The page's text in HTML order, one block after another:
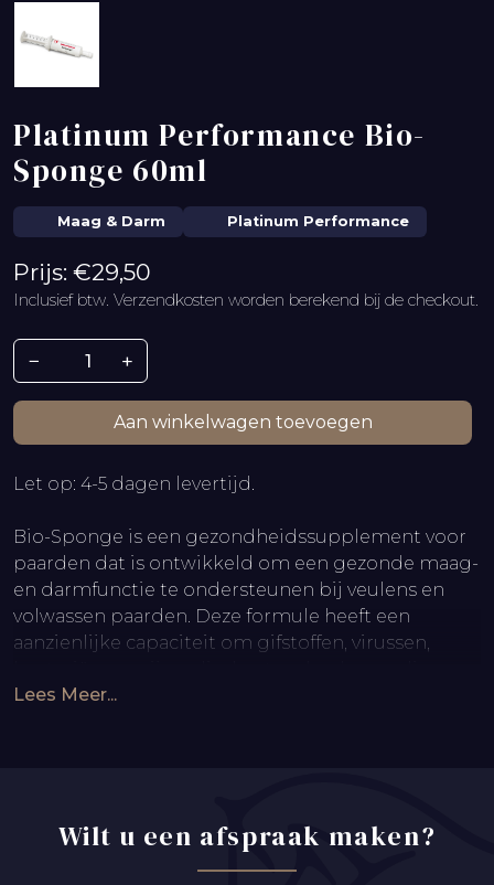
Platinum Performance Bio-
Sponge 60ml
Maag & Darm Platinum Performance
Prijs: €29,50
Inclusief btw. Verzendkosten worden berekend bij de checkout.
− +
Aan winkelwagen toevoegen
Let op: 4-5 dagen levertijd.
Bio-Sponge is een gezondheidssupplement voor
paarden dat is ontwikkeld om een gezonde maag-
en darmfunctie te ondersteunen bij veulens en
volwassen paarden. Deze formule heeft een
aanzienlijke capaciteit om gifstoffen, virussen,
diarree bij het paard kunnen veroorzaken.
resultaten, na een adequate opname van biest,
30cc Bio-Sponge® pasta toedienen 6 uur nadat
Lees Meer...
Wilt u een afspraak maken?